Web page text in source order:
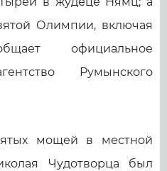
Олимпии, включая
официальное
Румынского
мощей в местной
Чудотворца был